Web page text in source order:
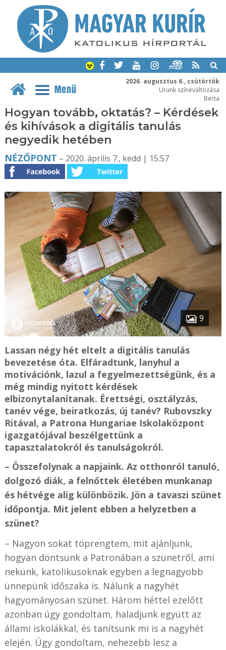
2026. augusztus 6., csütörtök
Urunk színeváltozása
Berta
Menü
Hogyan tovább, oktatás? – Kérdések
és kihívások a digitális tanulás
negyedik hetében
NÉZŐPONT – 2020. április 7., kedd | 15:57
9
Lassan négy hét eltelt a digitális tanulás
bevezetése óta. Elfáradtunk, lanyhul a
motivációnk, lazul a fegyelmezettségünk, és a
még mindig nyitott kérdések
elbizonytalanítanak. Érettségi, osztályzás,
tanév vége, beiratkozás, új tanév? Rubovszky
Ritával, a Patrona Hungariae Iskolaközpont
igazgatójával beszélgettünk a
tapasztalatokról és tanulságokról.
– Összefolynak a napjaink. Az otthonról tanuló,
dolgozó diák, a felnőttek életében munkanap
és hétvége alig különbözik. Jön a tavaszi szünet
időpontja. Mit jelent ebben a helyzetben a
szünet?
– Nagyon sokat töprengtem, mit ajánljunk,
hogyan döntsünk a Patronában a szünetről, ami
nekünk, katolikusoknak egyben a legnagyobb
ünnepünk időszaka is. Nálunk a nagyhét
hagyományosan szünet. Három héttel ezelőtt
azonban úgy gondoltam, haladjunk együtt az
állami iskolákkal, és tanítsunk mi is a nagyhét
elején. Úgy gondoltam, nehezebb lesz a